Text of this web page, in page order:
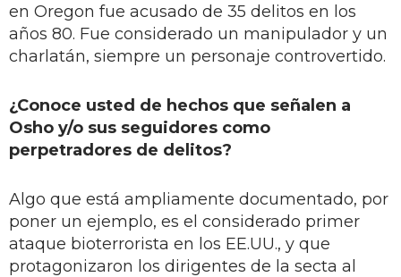
en Oregon fue acusado de 35 delitos en los
años 80. Fue considerado un manipulador y un
charlatán, siempre un personaje controvertido.
¿Conoce usted de hechos que señalen a
Osho y/o sus seguidores como
perpetradores de delitos?
Algo que está ampliamente documentado, por
poner un ejemplo, es el considerado primer
ataque bioterrorista en los EE.UU., y que
protagonizaron los dirigentes de la secta al